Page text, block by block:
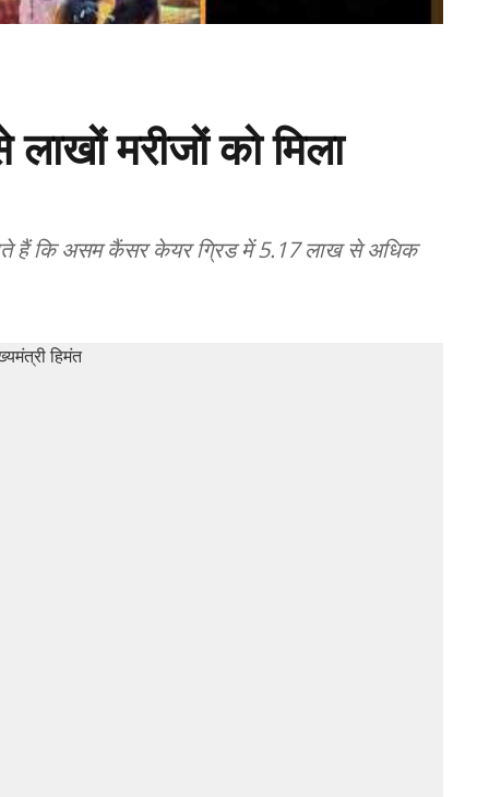
मरीजों को मिला
कि असम कैंसर केयर ग्रिड में 5.17 लाख से अधिक